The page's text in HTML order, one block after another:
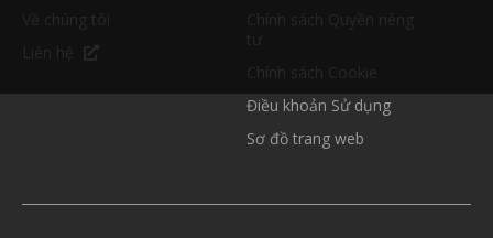
Điều khoản Sử dụng
Sơ đồ trang web